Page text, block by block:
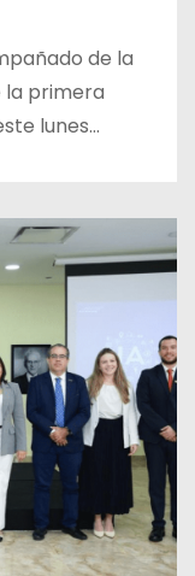
de la
la primera
lunes…